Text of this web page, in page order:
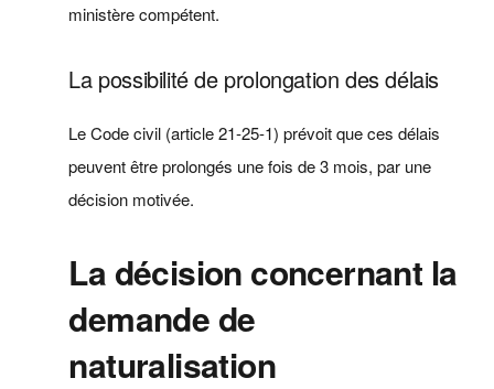
ministère compétent.
La possibilité de prolongation des délais
Le Code civil (article 21-25-1) prévoit que ces délais
peuvent être prolongés une fois de 3 mois, par une
décision motivée.
La décision concernant la
demande de
naturalisation